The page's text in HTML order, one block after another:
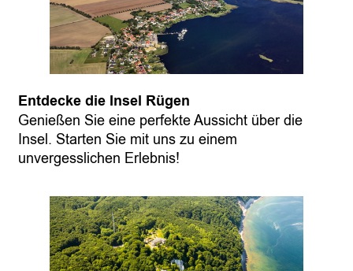
Entdecke die Insel Rügen
Genießen Sie eine perfekte Aussicht über die
Insel. Starten Sie mit uns zu einem
unvergesslichen Erlebnis!